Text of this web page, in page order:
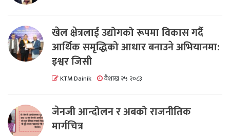
खेल क्षेत्रलाई उद्योगको रूपमा विकास गर्दै
आर्थिक समृद्धिको आधार बनाउने अभियानमा:
इश्वर जिसी
KTM Dainik वैशाख २५ २०८३
जेनजी आन्दोलन र अबको राजनीतिक
मार्गचित्र